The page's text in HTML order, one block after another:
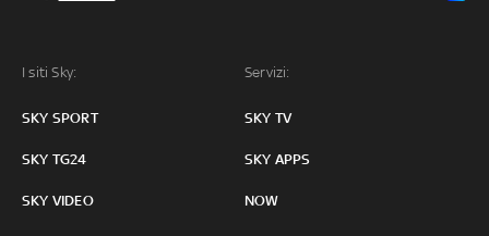
I siti Sky:
SKY SPORT
SKY TG24
SKY VIDEO
Servizi:
SKY TV
SKY APPS
NOW